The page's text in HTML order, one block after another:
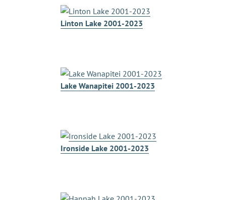
Linton Lake 2001-2023
Lake Wanapitei 2001-2023
Ironside Lake 2001-2023